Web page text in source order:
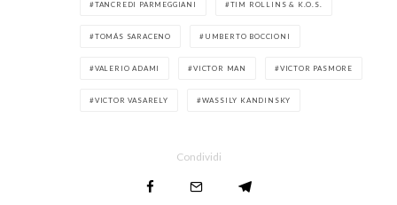
TANCREDI PARMEGGIANI TIM ROLLINS & K.O.S.
TOMÁS SARACENO UMBERTO BOCCIONI
VALERIO ADAMI VICTOR MAN VICTOR PASMORE
VICTOR VASARELY WASSILY KANDINSKY
Condividi